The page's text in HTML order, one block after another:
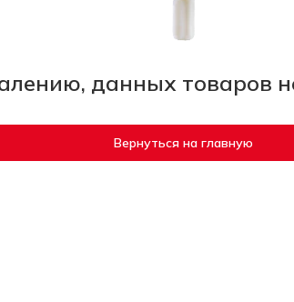
данных товаров
Вернуться на главную